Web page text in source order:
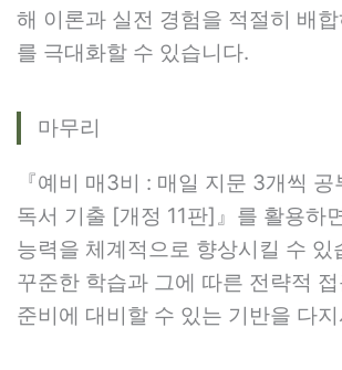
해 이론과 실전 경험을 적절히 배
를 극대화할 수 있습니다.
마무리
『예비 매3비 : 매일 지문 3개씩
독서 기출 [개정 11판]』를 활용하
능력을 체계적으로 향상시킬 수 있
꾸준한 학습과 그에 따른 전략적
준비에 대비할 수 있는 기반을 다